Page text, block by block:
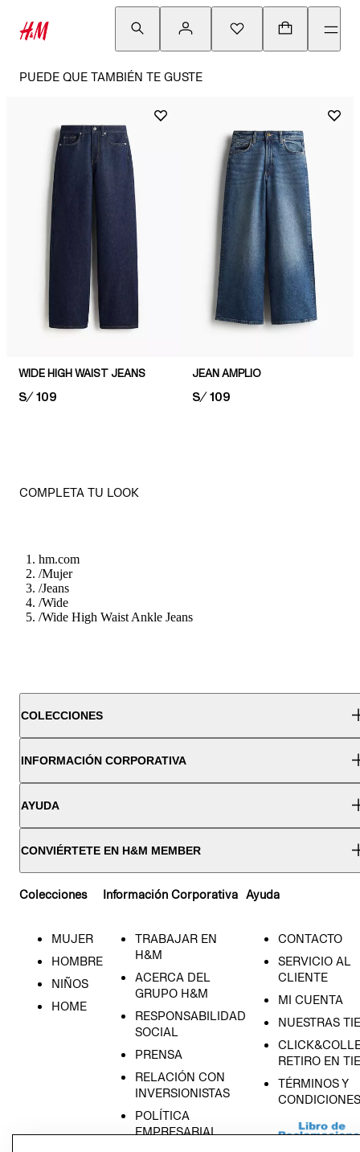
PUEDE QUE TAMBIÉN TE GUSTE
WIDE HIGH WAIST JEANS
PRICE:
S/ 109
JEAN AMPLIO
PRICE:
S/ 109
COMPLETA TU LOOK
hm.com
/Mujer
/Jeans
/Wide
/Wide High Waist Ankle Jeans
COLECCIONES
INFORMACIÓN CORPORATIVA
AYUDA
CONVIÉRTETE EN H&M MEMBER
Colecciones
MUJER
HOMBRE
NIÑOS
HOME
Información Corporativa
TRABAJAR EN
H&M
ACERCA DEL
GRUPO H&M
RESPONSABILIDAD
SOCIAL
PRENSA
RELACIÓN CON
INVERSIONISTAS
POLÍTICA
EMPRESARIAL
Ayuda
CONTACTO
SERVICIO AL
CLIENTE
MI CUENTA
NUESTRAS
RETIRO EN
TÉRMINOS Y
CONDICIONES